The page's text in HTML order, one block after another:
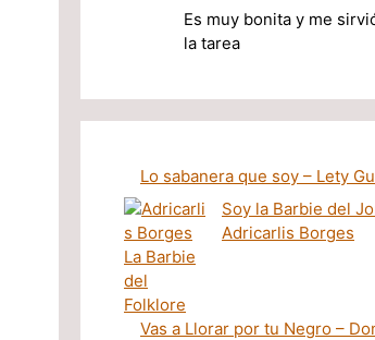
Es muy bonita y me
la tarea
Lo sabanera que soy – Lety
Soy la Barbie del
Adricarlis Borges
Vas a Llorar por tu Negro –